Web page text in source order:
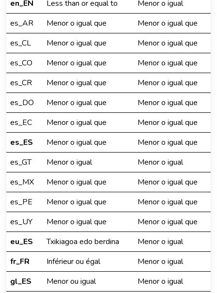
en_EN
Less than or equal to
Menor o igual
es_AR
Menor o igual que
Menor o igual que
es_CL
Menor o igual que
Menor o igual que
es_CO
Menor o igual que
Menor o igual que
es_CR
Menor o igual que
Menor o igual que
es_DO
Menor o igual que
Menor o igual que
es_EC
Menor o igual que
Menor o igual que
es_ES
Menor o igual que
Menor o igual que
es_GT
Menor o igual
Menor o igual
es_MX
Menor o igual que
Menor o igual que
es_PE
Menor o igual que
Menor o igual que
es_UY
Menor o igual que
Menor o igual que
eu_ES
Txikiagoa edo berdina
Menor o igual
fr_FR
Inférieur ou égal
Menor o igual
gl_ES
Menor ou igual
Menor o igual